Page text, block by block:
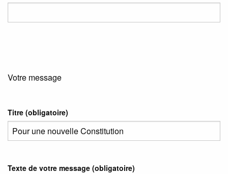
Votre message
Titre (obligatoire)
Texte de votre message (obligatoire)